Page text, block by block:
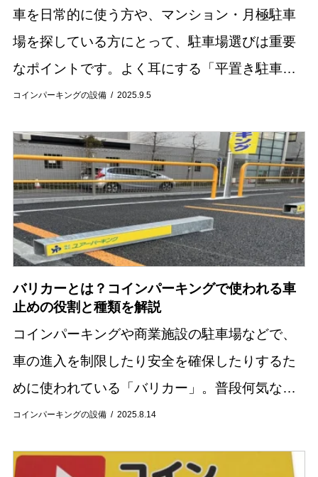
コインパーキングの設備 2025.9.5
車を日常的に使う方や、マンション・月極駐車
場を探している方にとって、駐車場選びは重要
なポイントです。よく耳にする「平置き駐車
場」とは、車を地面に直接停めるシンプルな駐
昇降装置を使...
コインパーキングの設備 2025.8.14
バリカーとは？コインパーキングで使われる車
止めの役割と種類を解説
コインパーキングや商業施設の駐車場などで、
車の進入を制限したり安全を確保したりするた
めに使われている「バリカー」。普段何気なく
目にする設備ですが、その役割や種類を詳しく
事ではバ...